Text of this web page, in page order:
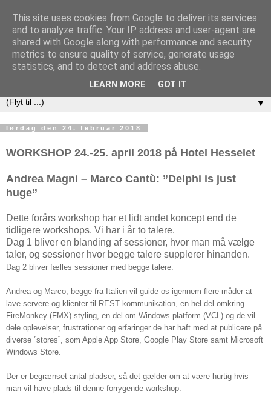
DAPUG
Database Application Programmers Users Group (Danish
Embarcadero User Group)
▼
lørdag den 24. februar 2018
WORKSHOP 24.-25. april 2018 på Hotel Hesselet
Andrea Magni – Marco Cantù: ”Delphi is just
huge”
Dette forårs workshop har et lidt andet koncept end de
tidligere workshops. Vi har i år to talere.
Dag 1 bliver en blanding af sessioner, hvor man må vælge
taler, og sessioner hvor begge talere supplerer hinanden.
Dag 2 bliver fælles sessioner med begge talere.
Andrea og Marco, begge fra Italien vil guide os igennem flere måder at
lave servere og klienter til REST kommunikation, en hel del omkring
FireMonkey (FMX) styling, en del om Windows platform (VCL) og de vil
dele oplevelser, frustrationer og erfaringer de har haft med at publicere på
diverse ”stores”, som Apple App Store, Google Play Store samt Microsoft
Windows Store.
Der er begrænset antal pladser, så det gælder om at være hurtig hvis
man vil have plads til denne forrygende workshop.
This site uses cookies from Google to deliver its services
and to analyze traffic. Your IP address and user-agent are
shared with Google along with performance and security
metrics to ensure quality of service, generate usage
statistics, and to detect and address abuse.
LEARN MORE GOT IT